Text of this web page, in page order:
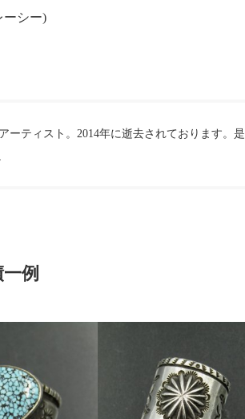
ーシー)
ーティスト。2014年に逝去されております。是
例